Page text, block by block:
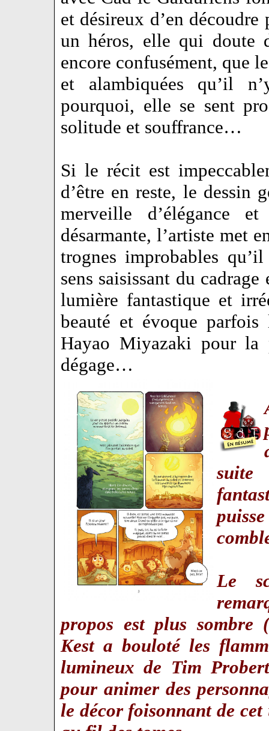
et désireux d’en
un héros, elle qui doute
encore confusément, que
et alambiquées qu’il
pourquoi, elle se sent
solitude et souffrance…
Si le récit est
d’être en reste, le dessin
merveille d’élégance
désarmante, l’artiste met
trognes improbables
sens saisissant du
lumière fantastique et
beauté et évoque
Hayao Miyazaki pour la
dégage…
suite
Le
propos est plus sombre
Kest a bouloté les
lumineux de Tim
pour animer des
le décor foisonnant de cet